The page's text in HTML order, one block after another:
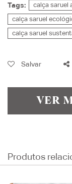
Tags: calça saruel
calça saruel
calça saruel
Salvar
VER
Produtos